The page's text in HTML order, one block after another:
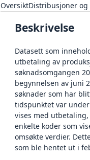
OversiktDistribusjoner og
Beskrivelse
Datasett som
utbetaling av
søknadsomgangen
begynnelsen av juni
søknader som har
tidspunktet var
vises med
enkelte koder som
omsøkte verdier.
som ble hentet ut i